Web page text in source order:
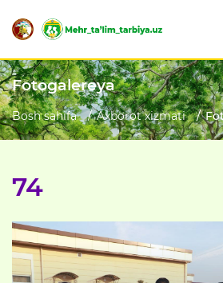
Fotogalereya
Bosh sahifa Axborot xizmati
74